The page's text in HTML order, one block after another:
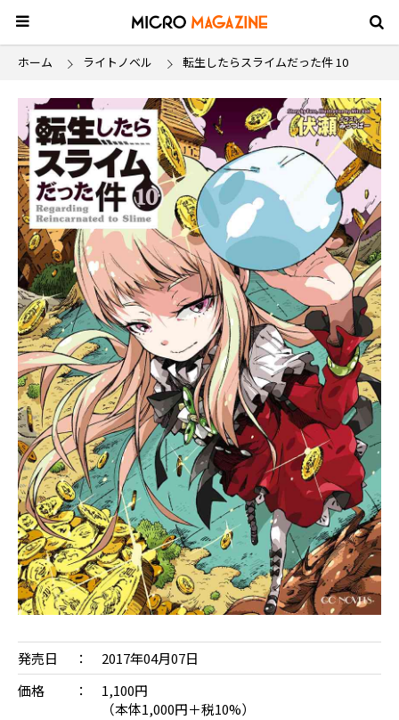
ホーム ライトノベル 転生したらスライムだった件 10
発売日
2017年04月07日
価格
1,100円
（本体1,000円＋税10%）